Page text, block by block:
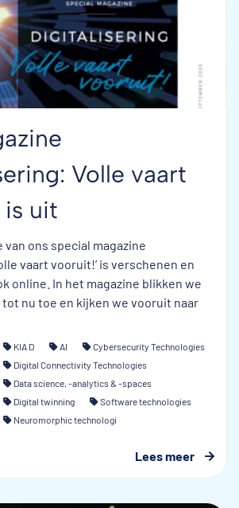
Volle vaart
is uit
ons special magazine
vaart vooruit!’ is verschenen en
online. In het magazine blikken we
nu toe en kijken we vooruit naar
KIA D AI
Cybersecurity Technologies
Digital Connectivity Technologies
Data science, -analytics & -spaces
Digital twinning
Software technologies
Neuromorphic technologi
Lees meer